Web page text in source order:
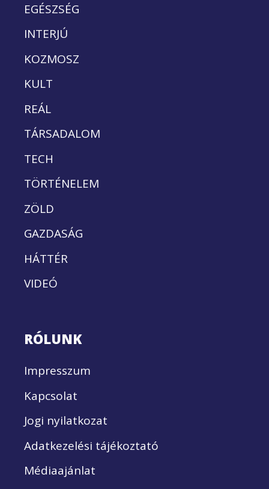
EGÉSZSÉG
INTERJÚ
KOZMOSZ
KULT
REÁL
TÁRSADALOM
TECH
TÖRTÉNELEM
ZÖLD
GAZDASÁG
HÁTTÉR
VIDEÓ
RÓLUNK
Impresszum
Kapcsolat
Jogi nyilatkozat
Adatkezelési tájékoztató
Médiaajánlat